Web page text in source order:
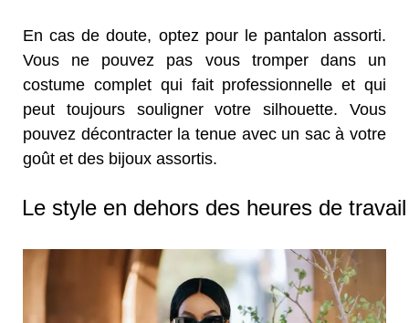
En cas de doute, optez pour le pantalon assorti.
Vous ne pouvez pas vous tromper dans un
costume complet qui fait professionnelle et qui
peut toujours souligner votre silhouette. Vous
pouvez décontracter la tenue avec un sac à votre
goût et des bijoux assortis.
Le style en dehors des heures de travail